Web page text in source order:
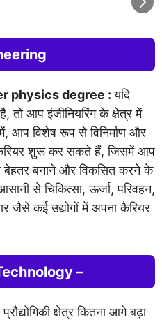
physics degree :यदि
तो आप इंजीनियरिंग के क्षेत्र में
आप विशेष रूप से विनिर्माण और
करियर शुरू कर सकते हैं, जिसमें आप
बेहतर बनाने और विकसित करने के
से चिकित्सा, ऊर्जा, परिवहन,
जैसे कई उद्योगों में अपना कैरियर
–
क्षेत्र कितना आगे बढ़ा